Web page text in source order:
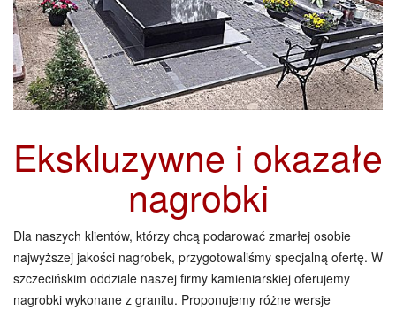
Ekskluzywne i okazałe
nagrobki
Dla naszych klientów, którzy chcą podarować zmarłej osobie
najwyższej jakości nagrobek, przygotowaliśmy specjalną ofertę. W
szczecińskim oddziale naszej firmy kamieniarskiej oferujemy
nagrobki wykonane z granitu. Proponujemy różne wersje